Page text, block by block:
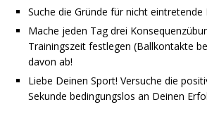
Suche die Gründe für nicht
Mache jeden Tag drei
Trainingszeit festlegen (Ballkontakte
davon ab!
Liebe Deinen Sport! Versuche die
Sekunde bedingungslos an Deinen